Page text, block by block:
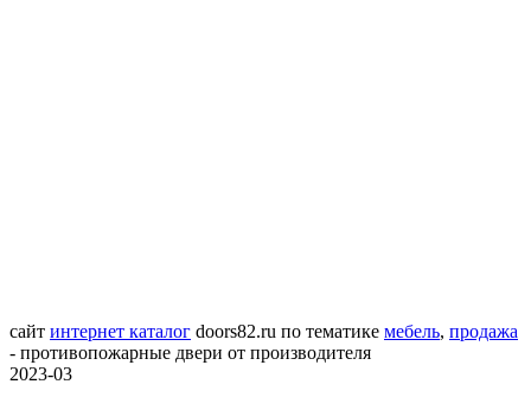
сайт интернет каталог doors82.ru по тематике мебель, продажа
- противопожарные двери от производителя
2023-03